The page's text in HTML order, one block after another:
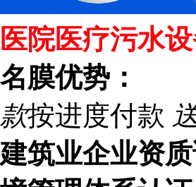
医院医疗污水
名膜优势：
款按进度付款
建筑业企业资